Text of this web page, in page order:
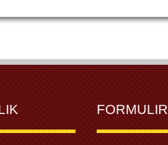
FORMULIR